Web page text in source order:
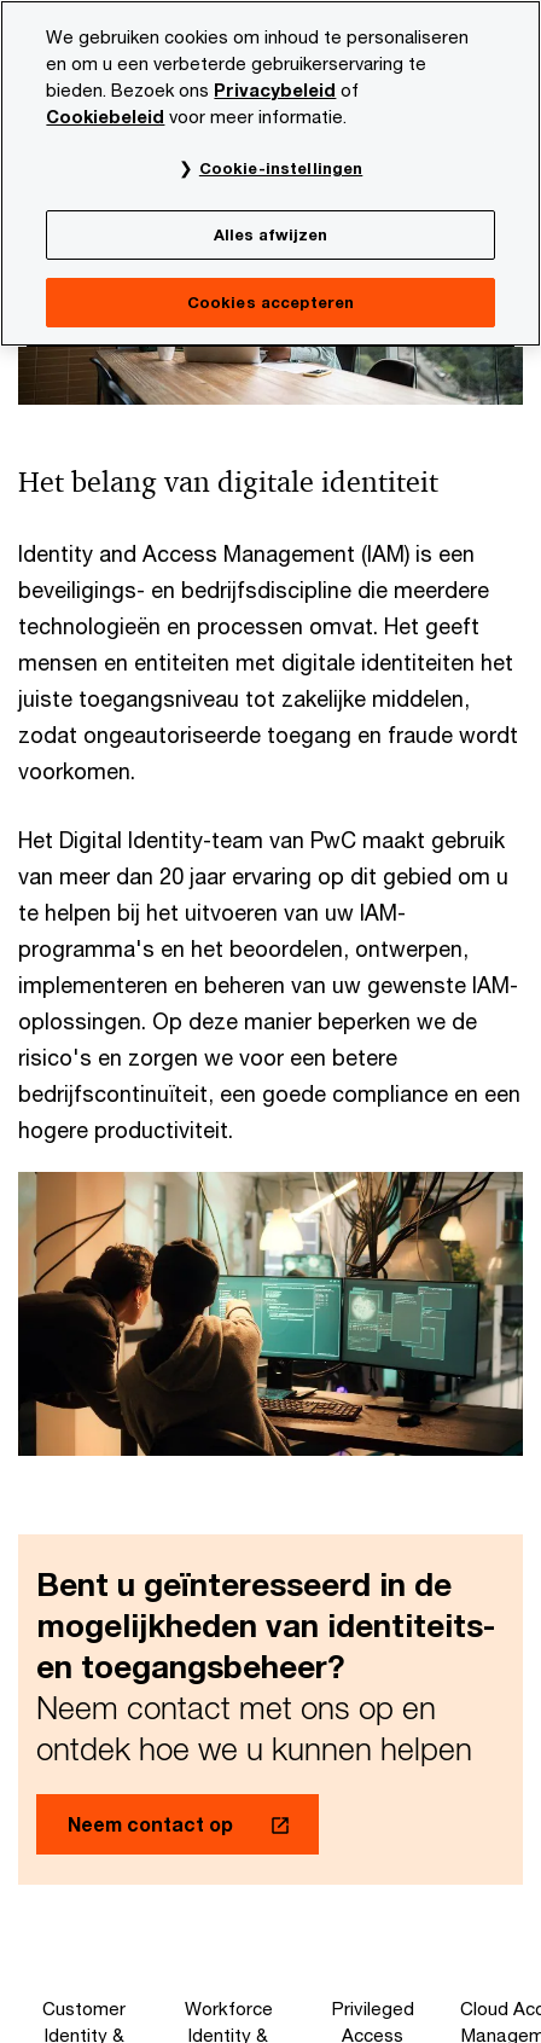
content
footer
PwC NL Onze dienstverlening Consulting
Identity and Access Management
Het belang van digitale identiteit
Identity and Access Management (IAM) is een
beveiligings- en bedrijfsdiscipline die meerdere
technologieën en processen omvat. Het geeft
mensen en entiteiten met digitale identiteiten het
juiste toegangsniveau tot zakelijke middelen,
zodat ongeautoriseerde toegang en fraude wordt
voorkomen.
Het Digital Identity-team van PwC maakt gebruik
van meer dan 20 jaar ervaring op dit gebied om u
te helpen bij het uitvoeren van uw IAM-
programma's en het beoordelen, ontwerpen,
implementeren en beheren van uw gewenste IAM-
oplossingen. Op deze manier beperken we de
risico's en zorgen we voor een betere
bedrijfscontinuïteit, een goede compliance en een
hogere productiviteit.
Bent u geïnteresseerd in de
mogelijkheden van identiteits-
en toegangsbeheer?
Neem contact met ons op en
ontdek hoe we u kunnen helpen
Neem contact op
Customer
Identity &
Workforce
Identity &
Privileged
Access
Cloud
We gebruiken cookies om inhoud te personaliseren
en om u een verbeterde gebruikerservaring te
bieden. Bezoek ons Privacybeleid of
Cookiebeleid voor meer informatie.
Cookie-instellingen
Alles afwijzen
Cookies accepteren